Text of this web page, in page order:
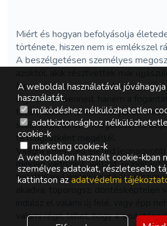
Miért és hogyan befolyásolja
története, hiszen nem is emlékszel
A beszélgetésen személyes
Nem csak maga a születés hagy
sejtszinten benned, hanem a
teljes időszak is. Amit anyukád
szüléséről, az az ő megélése, és
te magzatként megéltél.
Világra jöveteled életed legnagyobb
minden változást, váltást, új indítást
tudattalanul ennek mintájára élsz
valami régit, lehet, hogy a
A weboldal használatával
használatát.
működéshez nélkülözhetetlen
adatbiztonsághoz
cookie-k
marketing cookie-k
A weboldalon használt cookie-kban
személyes adatokat, részletesebb
kattintson az adatvédelmi